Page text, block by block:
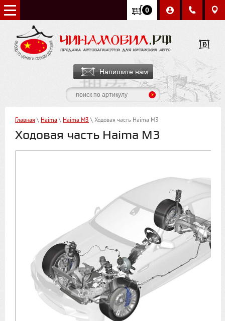
0
Напишите нам
Главная \ Hаimа \ Hаimа M3 \ Ходовая часть Haima M3
Ходовая часть Haima M3